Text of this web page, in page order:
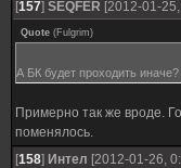
[157] SEQFER [2012-01-
Quote (Fulgrim)
А БК будет проходить иначе?
Примерно так же вроде.
поменялось.
[158] Интел [2012-01-26,